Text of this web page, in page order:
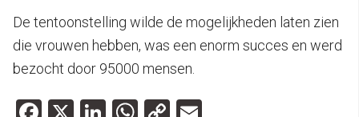
De tentoonstelling wilde de mogelijkheden laten zien
die vrouwen hebben, was een enorm succes en werd
bezocht door 95000 mensen.